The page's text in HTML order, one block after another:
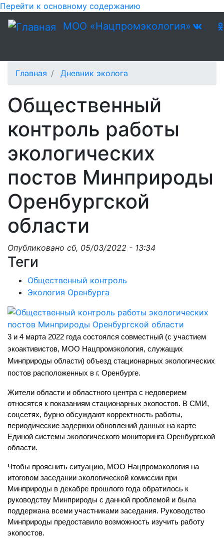
Перейти к основному содержанию
МОО «Нацпромэкология»
Главная Дневник эколога
Общественный
контроль работы
экологических
постов Минприроды
Оренбургской
области
Опубликовано сб, 05/03/2022 - 13:34
Теги
Общественный контроль
Экология Оренбурга
3 и 4 марта 2022 года состоялся совместный (с участием
экоактивистов, МОО Нацпромэкология, служащих
Минприроды области) объезд стационарных экологических
постов расположенных в г. Оренбурге.
Жители области и областного центра с недоверием
относятся к показаниям стационарных экопостов. В СМИ,
соцсетях, бурно обсуждают корректность работы,
периодические задержки обновлений данных на карте
Единой системы экологического мониторинга Оренбургской
области.
Чтобы прояснить ситуацию, МОО Нацпромэкология на
итоговом заседании экологической комиссии при
Минприроды в декабре прошлого года обратилось к
руководству Минприроды с данной проблемой и была
поддержана всеми участниками заседания. Руководство
Минприроды предоставило возможность изучить работу
экопостов.